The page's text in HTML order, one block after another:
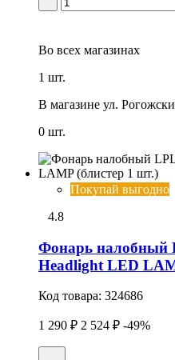
Во всех магазинах
1 шт.
В магазине ул.
0 шт.
Покупай выгодно
4.8
Фонарь налобный
Headlight LED
Код товара: 324686
1 290 ₽ 2 524 ₽ -49%